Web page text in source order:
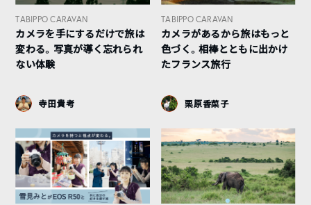
TABIPPO CARAVAN
カメラを手にするだけで旅は
変わる。写真が導く忘れられ
ない体験
寺田貴考
TABIPPO CARAVAN
カメラがあるから旅はもっと
色づく。相棒とともに出かけ
たフランス旅行
栗原香菜子